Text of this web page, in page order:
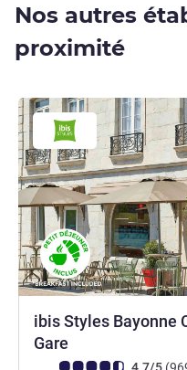
Nos autres
proximité
ibis Styles Bayonne
Gare
Note Avis clients (Note